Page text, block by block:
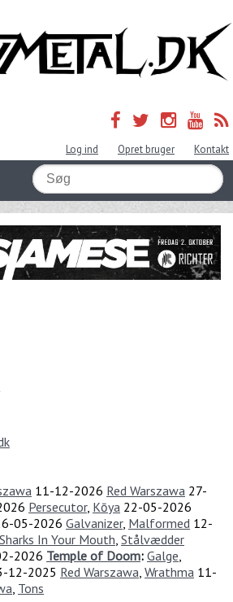
Log ind Opret bruger Kontakt
11-12-2026 Red Warszawa 27-
Persecutor, Kōya 22-05-2026
05-2026 Galvanizer, Malformed 12-
Sharks In Your Mouth Stålvædder
2026 Temple of Doom: Galge
12-2025 Red Warszawa Wrathma 11-
Tons